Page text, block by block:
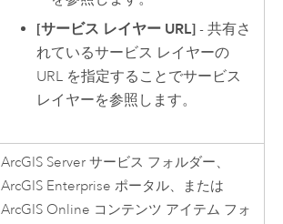
[サービス レイヤー URL] - 共有さ
れているサービス レイヤーの
URL を指定することでサービス
レイヤーを参照します。
ArcGIS Server サービス フォルダー、
ArcGIS Enterprise ポータル、または
ArcGIS Online コンテンツ アイテム フォ